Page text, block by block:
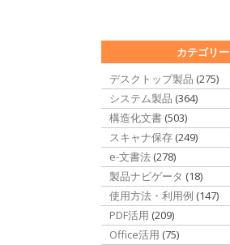
カテゴリー
デスクトップ製品 (275)
システム製品 (364)
構造化文書 (503)
スキャナ保存 (249)
e-文書法 (278)
製品ナビゲータ (18)
使用方法・利用例 (147)
PDF活用 (209)
Office活用 (75)